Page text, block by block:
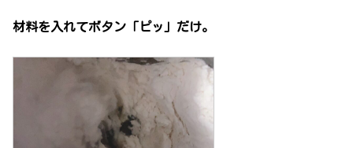
材料を入れてボタン「ピッ」だけ。